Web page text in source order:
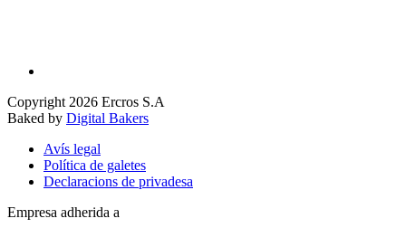
Copyright 2026 Ercros S.A
Baked by Digital Bakers
Avís legal
Política de galetes
Declaracions de privadesa
Empresa adherida a